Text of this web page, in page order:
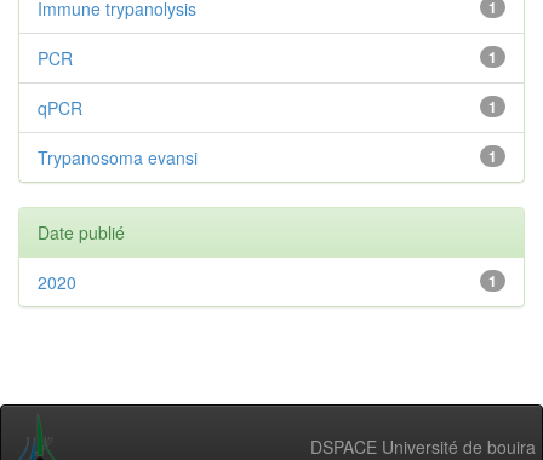
1
Immune trypanolysis
1
PCR
1
qPCR
1
Trypanosoma evansi
Date publié
1
2020
DSPACE Université de bouira